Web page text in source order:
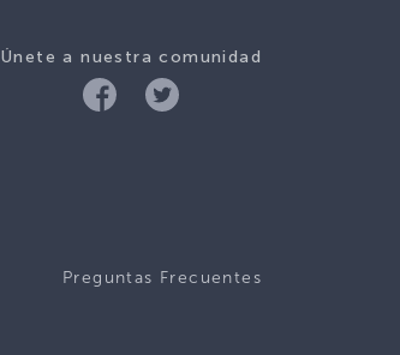
Únete a nuestra comunidad
Preguntas Frecuentes